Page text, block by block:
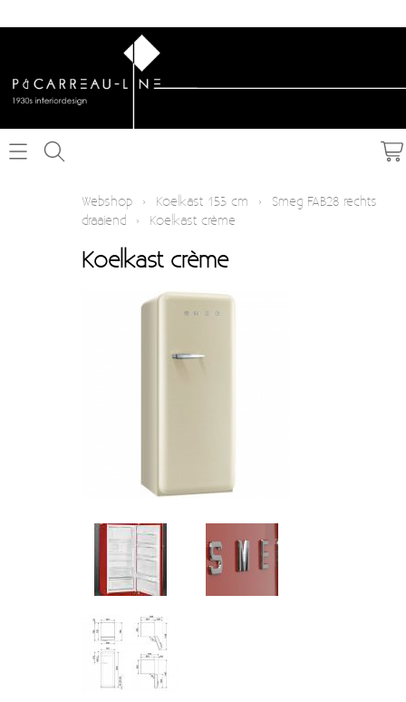
Schakelmateriaal opbouw
Bellen en belknoppen
Meubelgrepen
Voorraadbakjes
Badkamer
Keuken accessoires
Webshop › Koelkast 153 cm ›
Smeg FAB28 rechts
draaiend › Koelkast crème
Koelkast crème